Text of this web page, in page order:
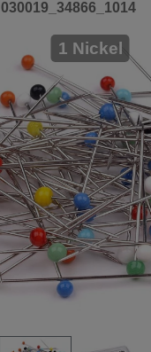
030019_34866_1014
1 Nickel